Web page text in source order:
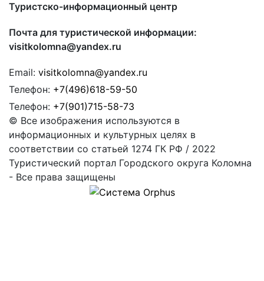
Туристско-информационный центр
Почта для туристической информации:
visitkolomna@yandex.ru
Email: visitkolomna@yandex.ru
Телефон: +7(496)618-59-50
Телефон: +7(901)715-58-73
© Все изображения используются в
информационных и культурных целях в
соответствии со статьей 1274 ГК РФ / 2022
Туристический портал Городского округа Коломна
- Все права защищены